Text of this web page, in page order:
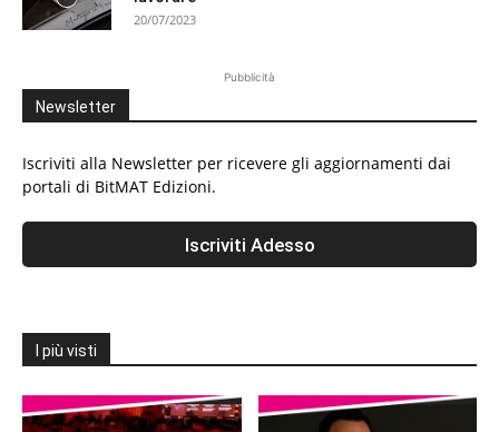
20/07/2023
Pubblicità
Newsletter
Iscriviti alla Newsletter per ricevere gli aggiornamenti dai
portali di BitMAT Edizioni.
I più visti